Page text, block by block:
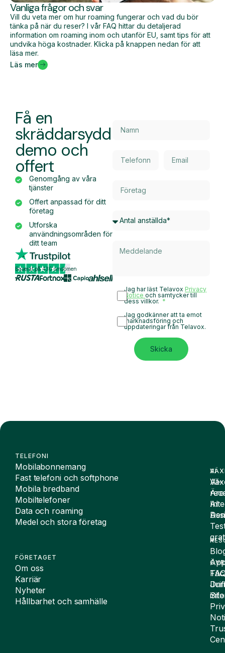
Vanliga frågor och svar
Vill du veta mer om hur roaming fungerar och vad du bör
tänka på när du reser? I vår FAQ hittar du detaljerad
information om roaming inom och utanför EU, samt tips för att
undvika höga kostnader. Klicka på knappen nedan för att
läsa mer.
Läs mer
Få en
skräddarsydd
demo och
offert
Genomgång av våra
tjänster
Offert anpassad för ditt
företag
Utforska
användningsområden för
ditt team
Baserat på 430 omdömen
Jag har läst Telavox Privacy
Noticeoch samtycker till
dess villkor.
Jag godkänner att ta emot
marknadsföring och
uppdateringar från Telavox.
Skicka
TELEFONI
Mobilabonnemang
Fast telefoni och softphone
Mobila bredband
Mobiltelefoner
Data och roaming
Medel och stora företag
FÖRETAGET
Om oss
Karriär
Nyheter
Hållbarhet och samhälle
AI
AI-
AI